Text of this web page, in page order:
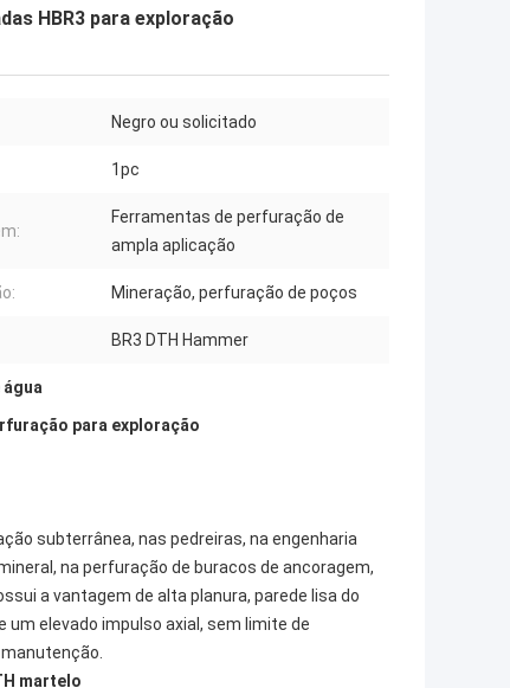
HBR3 para exploração
Negro ou solicitado
1pc
Ferramentas de perfuração de
ampla aplicação
Mineração, perfuração de poços
BR3 DTH Hammer
para exploração
subterrânea, nas pedreiras, na engenharia
na perfuração de buracos de ancoragem,
a vantagem de alta planura, parede lisa do
um elevado impulso axial, sem limite de
martelo